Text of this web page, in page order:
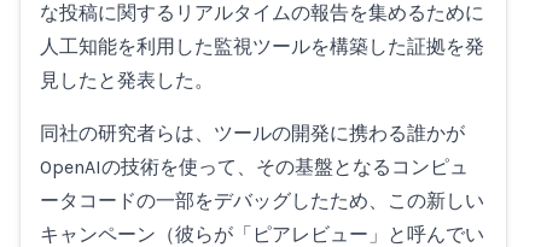
な投稿に関するリアルタイムの報告を集めるために
人工知能を利用した監視ツールを構築した証拠を発
見したと発表した。
同社の研究者らは、ツールの開発に携わる誰かが
OpenAIの技術を使って、その基盤となるコンピュ
ータコードの一部をデバッグしたため、この新しい
キャンペーン（彼らが「ピアレビュー」と呼んでい